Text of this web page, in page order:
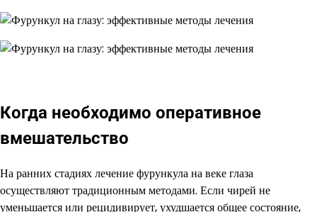
Когда необходимо оперативное
вмешательство
На ранних стадиях лечение фурункула на веке глаза
осуществляют традиционным методами. Если чирей не
уменьшается или рецидивирует, ухудшается общее состояние,